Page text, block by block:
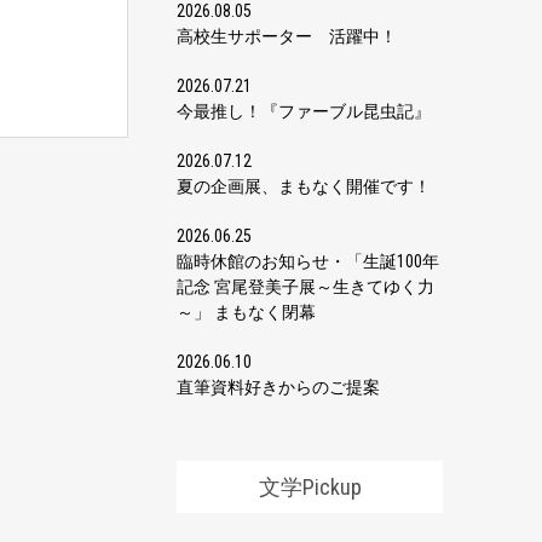
2026.08.05
高校生サポーター 活躍中！
2026.07.21
今最推し！『ファーブル昆虫記』
2026.07.12
夏の企画展、まもなく開催です！
2026.06.25
臨時休館のお知らせ・「生誕100年
記念 宮尾登美子展～生きてゆく力
～」 まもなく閉幕
2026.06.10
直筆資料好きからのご提案
文学Pickup